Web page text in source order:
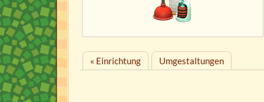
« Einrichtung Umgestaltungen